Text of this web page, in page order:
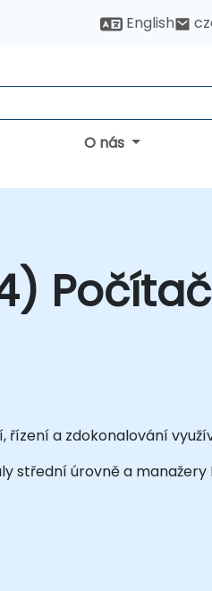
English
O nás
a zdokonalování
střední úrovně a manažery